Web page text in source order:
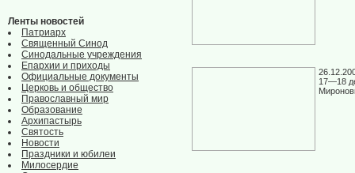
Ленты новостей
Патриарх
Священный Синод
Синодальные учреждения
Епархии и приходы
Официальные документы
Церковь и общество
Православный мир
Образование
Архипастырь
Святость
Новости
Праздники и юбилеи
Милосердие
17—18